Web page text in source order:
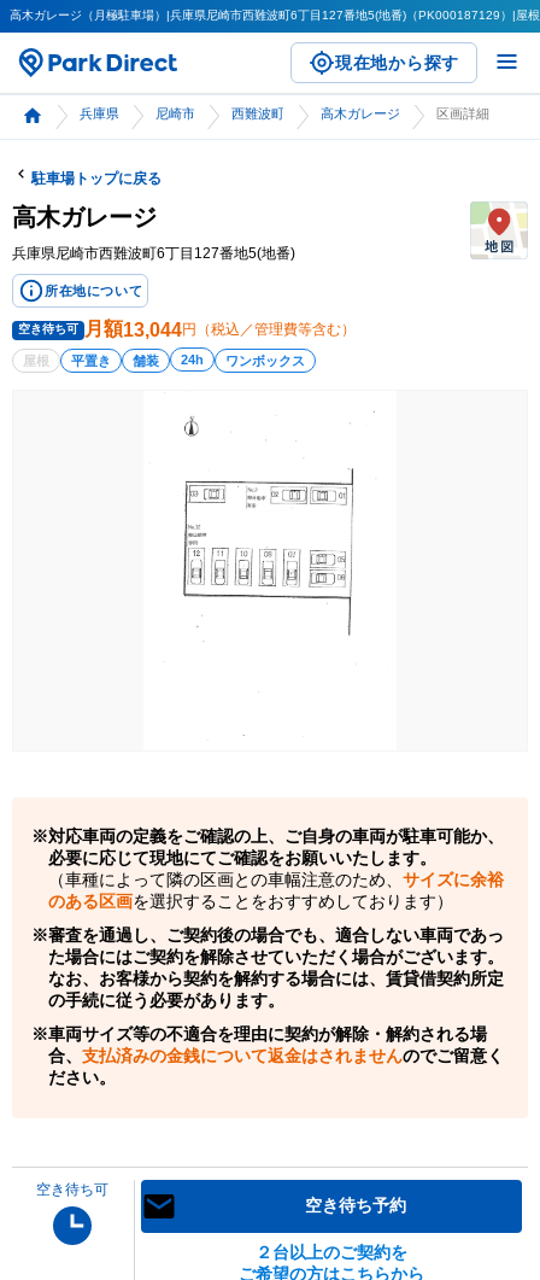
高木ガレージ（月極駐車場）|兵庫県尼崎市西難波町6丁目127番地5(地番)（PK000187129）|屋
現在地から探す
兵庫県 尼崎市 西難波町 高木ガレージ 区画詳細
駐車場トップに戻る
高木ガレージ
兵庫県尼崎市西難波町6丁目127番地5(地番)
所在地について
空き待ち可 月額13,044円（税込／管理費等含む）
屋根 平置き 舗装 24h ワンボックス
対応車両の定義をご確認の上、ご自身の車両が駐車可能か、
必要に応じて現地にてご確認をお願いいたします。
（車種によって隣の区画との車幅注意のため、 サイズに余裕
のある区画を選択することをおすすめしております）
審査を通過し、ご契約後の場合でも、適合しない車両であっ
た場合にはご契約を解除させていただく場合がございます。
なお、お客様から契約を解約する場合には、賃貸借契約所定
の手続に従う必要があります。
車両サイズ等の不適合を理由に契約が解除・解約される場
合、 支払済みの金銭について返金はされませんのでご留意く
ださい。
空き待ち可
空き待ち予約
２台以上のご契約を
ご希望の方はこちらから